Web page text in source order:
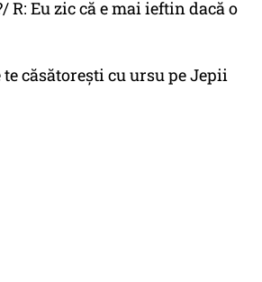
R: Eu zic că e mai ieftin dacă o
căsătorești cu ursu pe Jepii